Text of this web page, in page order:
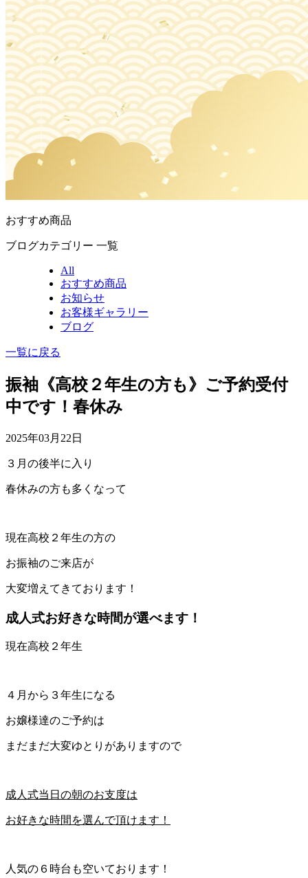
おすすめ商品
ブログカテゴリー 一覧
All
おすすめ商品
お知らせ
お客様ギャラリー
ブログ
一覧に戻る
振袖《高校２年生の方も》ご予約受付
中です！春休み
2025年03月22日
３月の後半に入り
春休みの方も多くなって
現在高校２年生の方の
お振袖のご来店が
大変増えてきております！
成人式お好きな時間が選べます！
現在高校２年生
４月から３年生になる
お嬢様達のご予約は
まだまだ大変ゆとりがありますので
成人式当日の朝のお支度は
お好きな時間を選んで頂けます！
人気の６時台も空いております！